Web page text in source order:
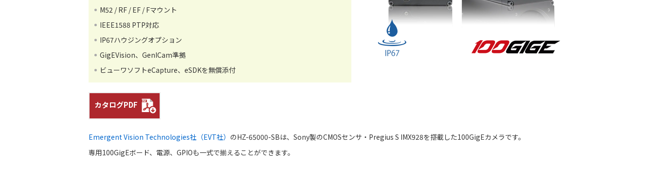
M52 / RF / EF / Fマウント
IEEE1588 PTP対応
IP67ハウジングオプション
GigEVision、GenICam準拠
ビューワソフトeCapture、eSDKを無償添付
カタログPDF
Emergent Vision Technologies社（EVT社） のHZ-65000-SBは、Sony製のCMOSセンサ・Pregius S IMX928を搭載した100GigEカメラです。
専用100GigEボード、電源、GPIOも一式で揃えることができます。